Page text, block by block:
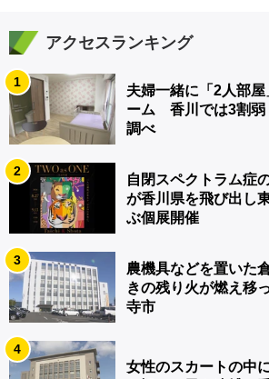
アクセスランキング
1
夫婦一緒に「2人部
ーム 香川では3割弱
調べ
2
自閉スペクトラム症
が香川県を飛び出し
ぶ個展開催
3
農機具などを置いた
きの残り火が燃え移
寺市
4
女性のスカートの中